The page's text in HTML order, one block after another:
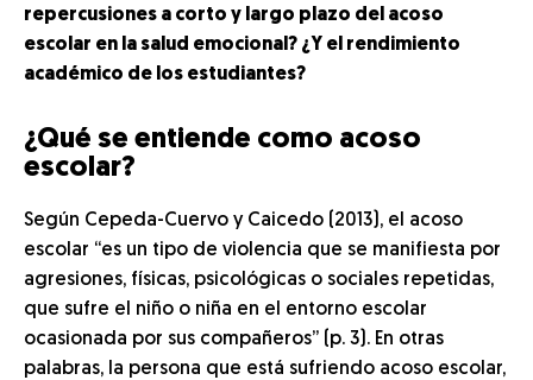
repercusiones a corto y largo plazo del acoso
escolar en la salud emocional? ¿Y el rendimiento
académico de los estudiantes?
¿Qué se entiende como acoso
escolar?
Según Cepeda-Cuervo y Caicedo (2013), el acoso
escolar “es un tipo de violencia que se manifiesta por
agresiones, físicas, psicológicas o sociales repetidas,
que sufre el niño o niña en el entorno escolar
ocasionada por sus compañeros” (p. 3). En otras
palabras, la persona que está sufriendo acoso escolar,